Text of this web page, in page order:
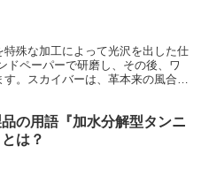
殊な加工によって光沢を出した仕
ドペーパーで研磨し、その後、ワ
。スカイバーは、革本来の風合い
とで光沢が生まれ、また、ワック
上します。スカイバーは、長年使
く、また、汚れや傷にも強いのが
の用語『加水分解型タンニ
は？